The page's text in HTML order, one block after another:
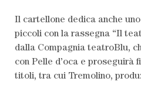
Il cartellone dedica anche
piccoli con la rassegna “Il
dalla Compagnia teatroBlu,
con Pelle d’oca e proseguirà
titoli, tra cui Tremolino,